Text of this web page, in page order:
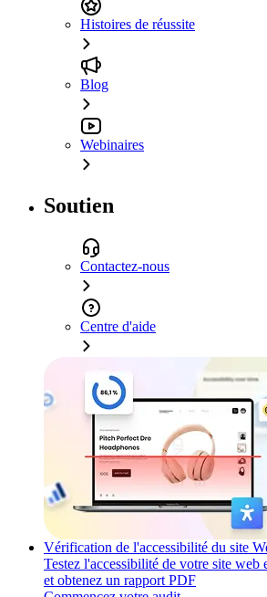
Histoires de réussite
Blog
Webinaires
Soutien
Contactez-nous
Centre d'aide
Vérification de l'accessibilité du site
Testez l'accessibilité de votre site web
et obtenez un rapport PDF